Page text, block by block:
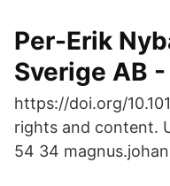
Per-Erik
Sverige AB
https://doi.org/
rights and content.
54 34